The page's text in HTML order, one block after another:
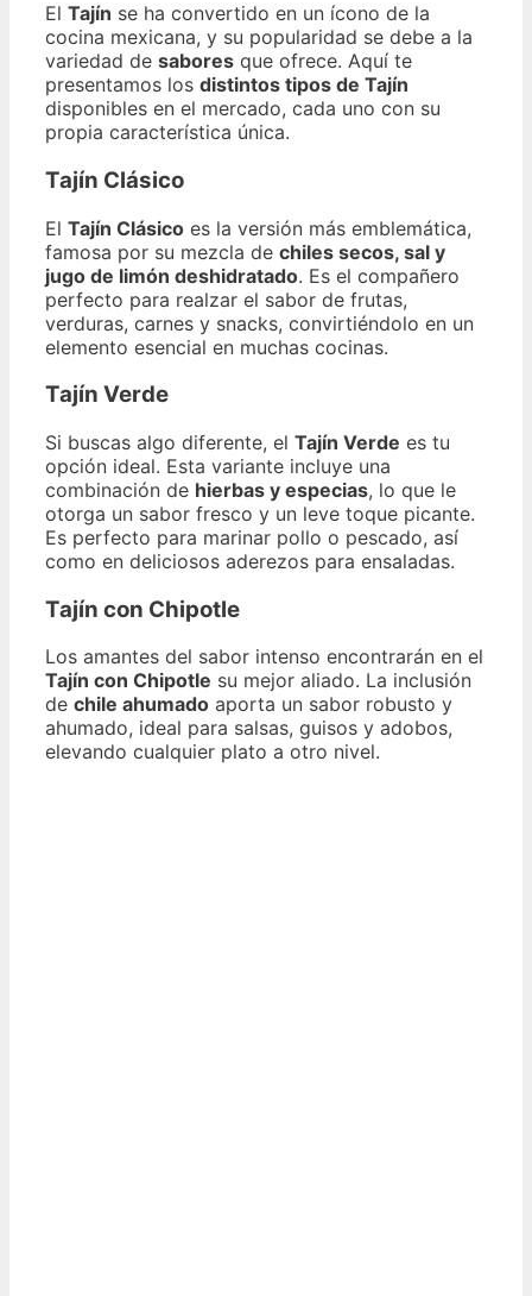
El Tajín se ha convertido en un ícono de la
cocina mexicana, y su popularidad se debe a la
variedad de sabores que ofrece. Aquí te
presentamos los distintos tipos de Tajín
disponibles en el mercado, cada uno con su
propia característica única.
Tajín Clásico
El Tajín Clásico es la versión más emblemática,
famosa por su mezcla de chiles secos, sal y
jugo de limón deshidratado. Es el compañero
perfecto para realzar el sabor de frutas,
verduras, carnes y snacks, convirtiéndolo en un
elemento esencial en muchas cocinas.
Tajín Verde
Si buscas algo diferente, el Tajín Verde es tu
opción ideal. Esta variante incluye una
combinación de hierbas y especias, lo que le
otorga un sabor fresco y un leve toque picante.
Es perfecto para marinar pollo o pescado, así
como en deliciosos aderezos para ensaladas.
Tajín con Chipotle
Los amantes del sabor intenso encontrarán en el
Tajín con Chipotle su mejor aliado. La inclusión
de chile ahumado aporta un sabor robusto y
ahumado, ideal para salsas, guisos y adobos,
elevando cualquier plato a otro nivel.